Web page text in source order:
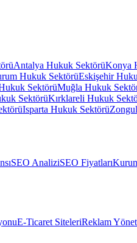
Antalya Hukuk SektörüKonya
Hukuk SektörüEskişehir
SektörüMuğla Hukuk
SektörüKırklareli Hukuk
Isparta Hukuk Sektörü
SEO AnaliziSEO Fiyatları
E-Ticaret SiteleriReklam